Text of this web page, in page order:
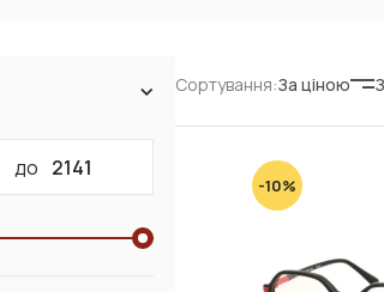
до
Сортування:За ціною
-10%